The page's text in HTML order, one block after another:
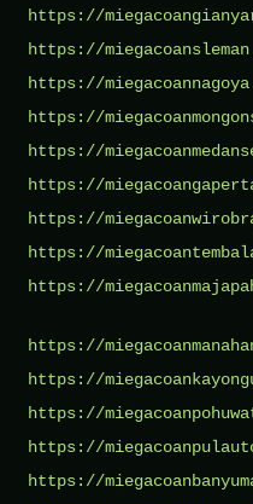
https://
https://
https://
https://
https://
https://
https://
https://
https://
https://
https://
https://
https://
https://